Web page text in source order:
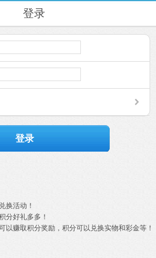
登录
登录
换活动！
分好礼多多！
以赚取积分奖励，积分可以兑换实物和彩金等！